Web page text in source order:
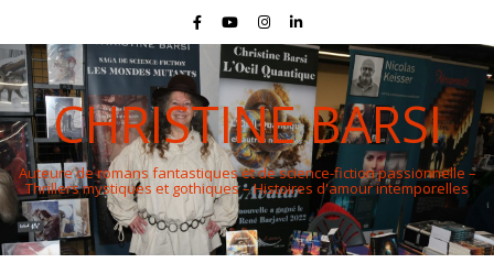
CHRISTINE BARSI
Auteure de romans fantastiques et de science-fiction passionnelle –
Thrillers mystiques et gothiques – Histoires d'amour intemporelles